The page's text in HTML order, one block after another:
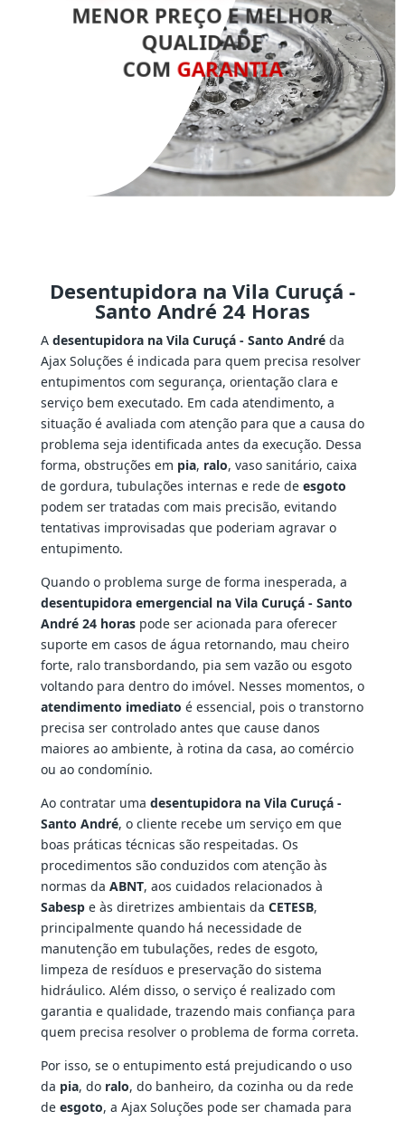
MENOR PREÇO E MELHOR
QUALIDADE
COM GARANTIA
Desentupidora na Vila Curuçá -
Santo André 24 Horas
A desentupidora na Vila Curuçá - Santo Andréda
Ajax Soluções é indicada para quem precisa resolver
entupimentos com segurança, orientação clara e
serviço bem executado. Em cada atendimento, a
situação é avaliada com atenção para que a causa do
problema seja identificada antes da execução. Dessa
forma, obstruções em pia, ralo, vaso sanitário, caixa
de gordura, tubulações internas e rede de esgoto
podem ser tratadas com mais precisão, evitando
tentativas improvisadas que poderiam agravar o
entupimento.
Quando o problema surge de forma inesperada, a
desentupidora emergencial na Vila Curuçá - Santo
André 24 horaspode ser acionada para oferecer
suporte em casos de água retornando, mau cheiro
forte, ralo transbordando, pia sem vazão ou esgoto
voltando para dentro do imóvel. Nesses momentos, o
atendimento imediato é essencial, pois o transtorno
precisa ser controlado antes que cause danos
maiores ao ambiente, à rotina da casa, ao comércio
ou ao condomínio.
Ao contratar uma desentupidora na Vila Curuçá -
Santo André, o cliente recebe um serviço em que
boas práticas técnicas são respeitadas. Os
procedimentos são conduzidos com atenção às
normas da ABNT, aos cuidados relacionados à
Sabespe às diretrizes ambientais da CETESB,
principalmente quando há necessidade de
manutenção em tubulações, redes de esgoto,
limpeza de resíduos e preservação do sistema
hidráulico. Além disso, o serviço é realizado com
garantia e qualidade, trazendo mais confiança para
quem precisa resolver o problema de forma correta.
Por isso, se o entupimento está prejudicando o uso
da pia, do ralo, do banheiro, da cozinha ou da rede
de esgoto, a Ajax Soluções pode ser chamada para